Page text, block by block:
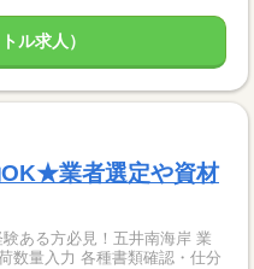
ル求人）
OK★業者選定や資材
ある方必見！五井南海岸 業
数量入力 各種書類確認・仕分